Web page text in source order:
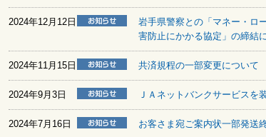
2024年12月12日
岩手県警察との「マネー・ロ
害防止にかかる協定」の締結
2024年11月15日 共済規程の一部変更について
2024年9月3日 ＪＡネットバンクサービスを
2024年7月16日 お客さま宛ご案内状一部発送